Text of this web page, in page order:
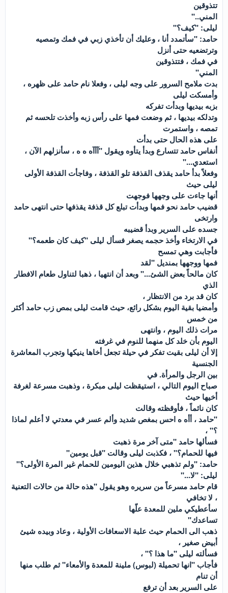
تتذوقين
المني.."
ليلى: "كيف؟"
حامد: "سأتمدد أنا ، وعليك أن تأخذي زبي في فمك وتمصيه
وترتضعيه حتى أنزل
في فمك ، فتتذوقين
المني"
بدت ملامح السرور على وجه ليلى ، وفعلا نام حامد على ظهره ،
وأمسكت ليلى
بزبه بيديها وبدأت تفركه
وتدلكه بيديها ، ثم وضعت فمها على رأس زبه وأخذت تلحسه ثم
تمصه ، واستمرت
على هذه الحال حتى بدأت
أنفاس حامد تتسارع وبدأ يتأوه ويقول "آآآه ه ه ، سأنزلهم الآن ،
استعدي..."
وفعلاً بدأ حامد يقذف القذفة تلو القذفة ، وفاجأت القذفة الأولى
ليلى حيث
أنها جاءت على وجهها فوجهت
قضيب حامد نحو فمها وبدأت تبلع كل قذفة يقذفها حتى انتهى حامد
وارتخى
جسده على السرير وبدأ قضيبه
في الارتخاء وأخذ حجمه يصغر فسأل ليلى "كيف كان طعمه؟"
فأجابت وهي تمسح
فمها ووجهها بمنديل "لقد
كان مالحاً بعض الشئ..." وبعد أن انتهيا ، ذهبا لتناول طعام الافطار
الذي
كان قد برد من الانتظار ،
وأمضيا بقية اليوم بشكل رائع، حيث قامت ليلى بمص زب حامد أكثر
من خمس
مرات ذلك اليوم ، وانتهى
اليوم بأن خلد كل منهما للنوم في غرفته
إلا أن ليلى بقيت تفكر في حيلة تجعل أخاها ينيكها وتجرب المعاشرة
الجنسية
بين الرجل والمرأة. في
صباح اليوم التالي ، استيقظت ليلى مبكرة ، وذهبت مسرعة لغرفة
أخيها حيث
كان نائماً ، فأوقظته وقالت
"حامد ، أأه ه احس بمغص شديد وألم عسر في معدتي لا أعلم لماذا
؟" ،
فسألها حامد "متى آخر مرة ذهبت
فيها للحمام؟" ، فكذبت ليلى وقالت "قبل يومين"
حامد: "ولم تذهبي خلال هذين اليومين للحمام غير المرة الأولى؟"
ليلى: "لا..."
قام حامد مسرعاً من سريره وهو يقول "هذه حالة من حالات التعنية
، لا تخافي
سأعطيكي ملين للمعدة علّها
تساعدك"
ذهب الى الحمام حيث علبة الاسعافات الأولية ، وعاد وبيده شيئ
أبيض صغير ،
فسألته ليلى "ما هذا ؟" ،
فأجاب "انها تحميلة (لبوس) ملينة للمعدة والأمعاء" ثم طلب منها
أن تنام
على السرير بعد أن ترفع